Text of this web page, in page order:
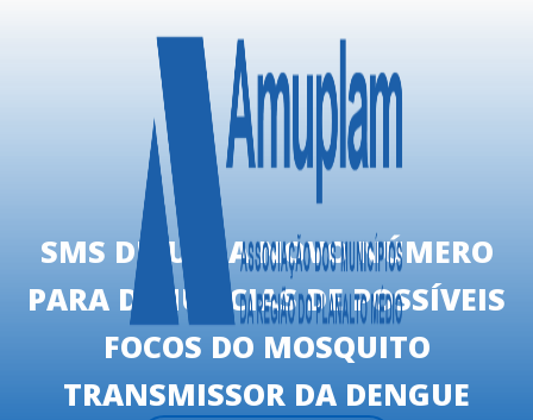
SMS DIVULGA NOVO NÚMERO
PARA DENÚNCIAS DE POSSÍVEIS
FOCOS DO MOSQUITO
TRANSMISSOR DA DENGUE